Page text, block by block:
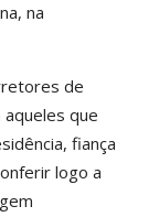
na
de
que
fiança
logo a